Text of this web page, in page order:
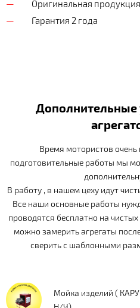
Оригинальная продукция
Гарантия 2 года
Дополнительные
Время мотористов очень
подготовительные работы мы
В работу , в нашем цеху идут
Все наши основные работы
проводятся бесплатно на
можно замерить агрегаты
сверить с шаблонными
Мойка изделий (